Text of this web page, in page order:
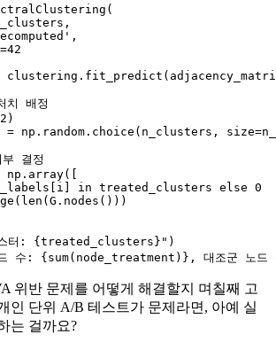
,
42
치 배정
)
np.random.choice(n_clusters,
결정
np.array([
in treated_clusters else 0
( len (G.nodes()))
터: {treated_clusters} "
수: { sum(node_treatment)} , 대조군 노
위반 문제를 어떻게 해결할지 며칠째 고
인 단위 A/B 테스트가 문제라면, 아예 실
는 걸까요?